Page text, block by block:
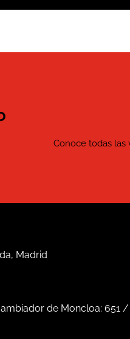
Conoce todas las
Madrid
de Moncloa: 651 /